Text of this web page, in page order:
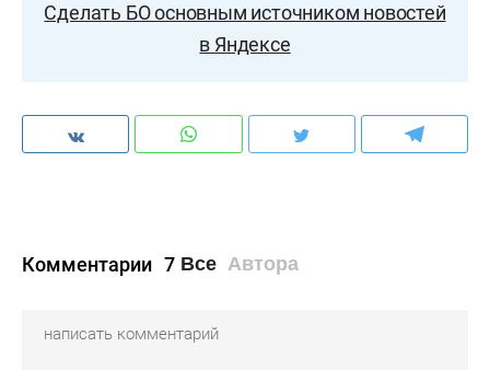
Сделать БО основным источником новостей
в Яндексе
Комментарии 7 Все Автора